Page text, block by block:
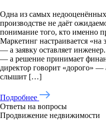
Одна из самых
производстве не даёт
понимание того, кто именно
Маркетинг настраивается
— а заявку оставляет
— а решение принимает
директор говорит «дорого» —
слышит […]
Подробнее
Ответы на вопросы
Продвижение недвижимости